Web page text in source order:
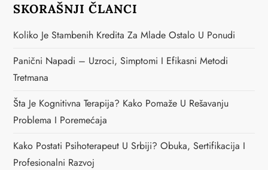
SKORAŠNJI ČLANCI
Koliko Je Stambenih Kredita Za Mlade Ostalo U Ponudi
Panični Napadi – Uzroci, Simptomi I Efikasni Metodi
Tretmana
Šta Je Kognitivna Terapija? Kako Pomaže U Rešavanju
Problema I Poremećaja
Kako Postati Psihoterapeut U Srbiji? Obuka, Sertifikacija I
Profesionalni Razvoj